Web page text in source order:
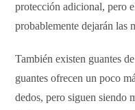
protección adicional, pero
probablemente dejarán las
También existen guantes
guantes ofrecen un poco
dedos, pero siguen siendo